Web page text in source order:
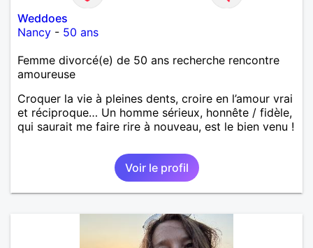
Weddoes
Nancy - 50 ans
Femme divorcé(e) de 50 ans recherche rencontre
amoureuse
Croquer la vie à pleines dents, croire en l’amour vrai
et réciproque… Un homme sérieux, honnête / fidèle,
qui saurait me faire rire à nouveau, est le bien venu !
Voir le profil